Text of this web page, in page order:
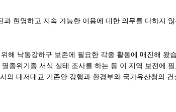
현명하고 지속 가능한 이용에 대한 의무를 다하지
해 낙동강하구 보존에 필요한 각종 활동에 매진해
종위기종 서식 실태 조사를 하는 등 이 지역 보전에
의 대저대교 기존안 강행과 환경부와 국가유산청의